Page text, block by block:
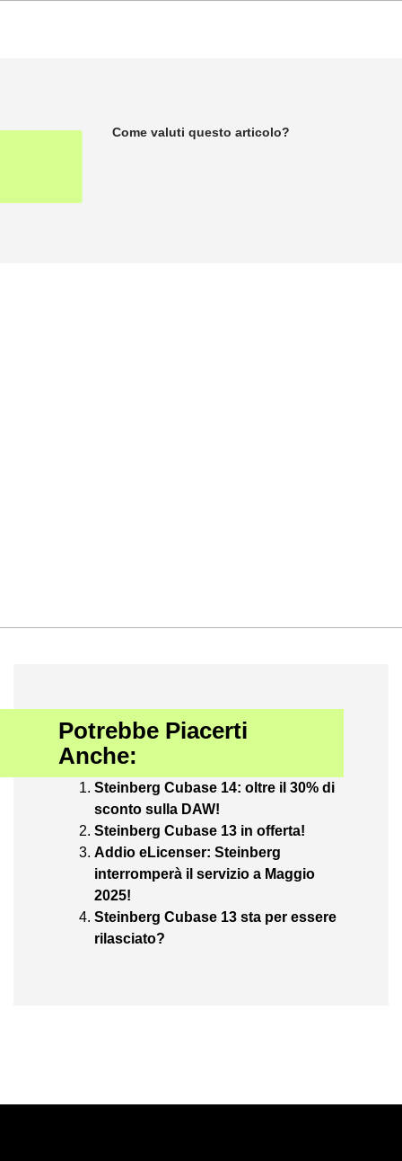
Come valuti questo articolo?
Potrebbe Piacerti
Anche:
Steinberg Cubase 14: oltre il 30% di
sconto sulla DAW!
Steinberg Cubase 13 in offerta!
Addio eLicenser: Steinberg
interromperà il servizio a Maggio
2025!
Steinberg Cubase 13 sta per essere
rilasciato?